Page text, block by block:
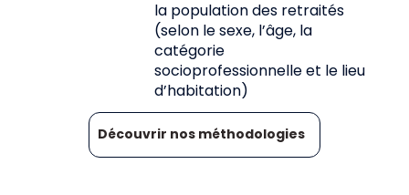
Découvrir nos méthodologies
la population des retraités
(selon le sexe, l’âge, la
catégorie
socioprofessionnelle et le lieu
d’habitation)